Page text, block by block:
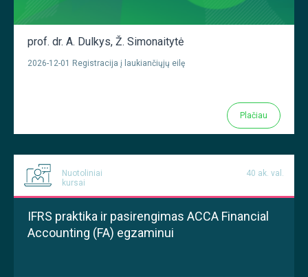
prof. dr. A. Dulkys, Ž. Simonaitytė
2026-12-01 Registracija į laukiančiųjų eilę
Plačiau
Nuotoliniai
kursai
40 ak. val.
IFRS praktika ir pasirengimas ACCA Financial
Accounting (FA) egzaminui